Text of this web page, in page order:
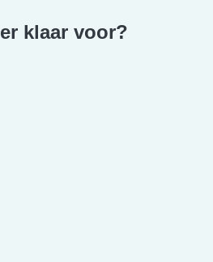
klaar voor?